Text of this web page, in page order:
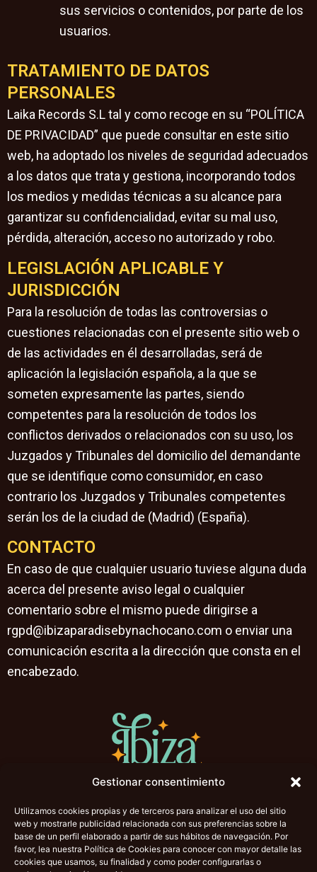
Gestionar consentimiento
Utilizamos cookies propias y de terceros para analizar el uso del sitio
web y mostrarle publicidad relacionada con sus preferencias sobre la
base de un perfil elaborado a partir de sus hábitos de navegación. Por
favor, lea nuestra Política de Cookies para conocer con mayor detalle las
cookies que usamos, su finalidad y como poder configurarlas o
sus servicios o contenidos, por parte de los
usuarios.
TRATAMIENTO DE DATOS
PERSONALES
Laika Records S.L tal y como recoge en su “POLÍTICA
DE PRIVACIDAD” que puede consultar en este sitio
web, ha adoptado los niveles de seguridad adecuados
a los datos que trata y gestiona, incorporando todos
los medios y medidas técnicas a su alcance para
garantizar su confidencialidad, evitar su mal uso,
pérdida, alteración, acceso no autorizado y robo.
LEGISLACIÓN APLICABLE Y
JURISDICCIÓN
Para la resolución de todas las controversias o
cuestiones relacionadas con el presente sitio web o
de las actividades en él desarrolladas, será de
aplicación la legislación española, a la que se
someten expresamente las partes, siendo
competentes para la resolución de todos los
conflictos derivados o relacionados con su uso, los
Juzgados y Tribunales del domicilio del demandante
que se identifique como consumidor, en caso
contrario los Juzgados y Tribunales competentes
serán los de la ciudad de (Madrid) (España).
CONTACTO
En caso de que cualquier usuario tuviese alguna duda
acerca del presente aviso legal o cualquier
comentario sobre el mismo puede dirigirse a
rgpd@ibizaparadisebynachocano.com o enviar una
comunicación escrita a la dirección que consta en el
encabezado.